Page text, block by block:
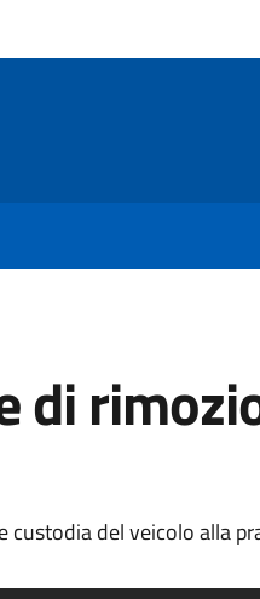
di
custodia del veicolo alla